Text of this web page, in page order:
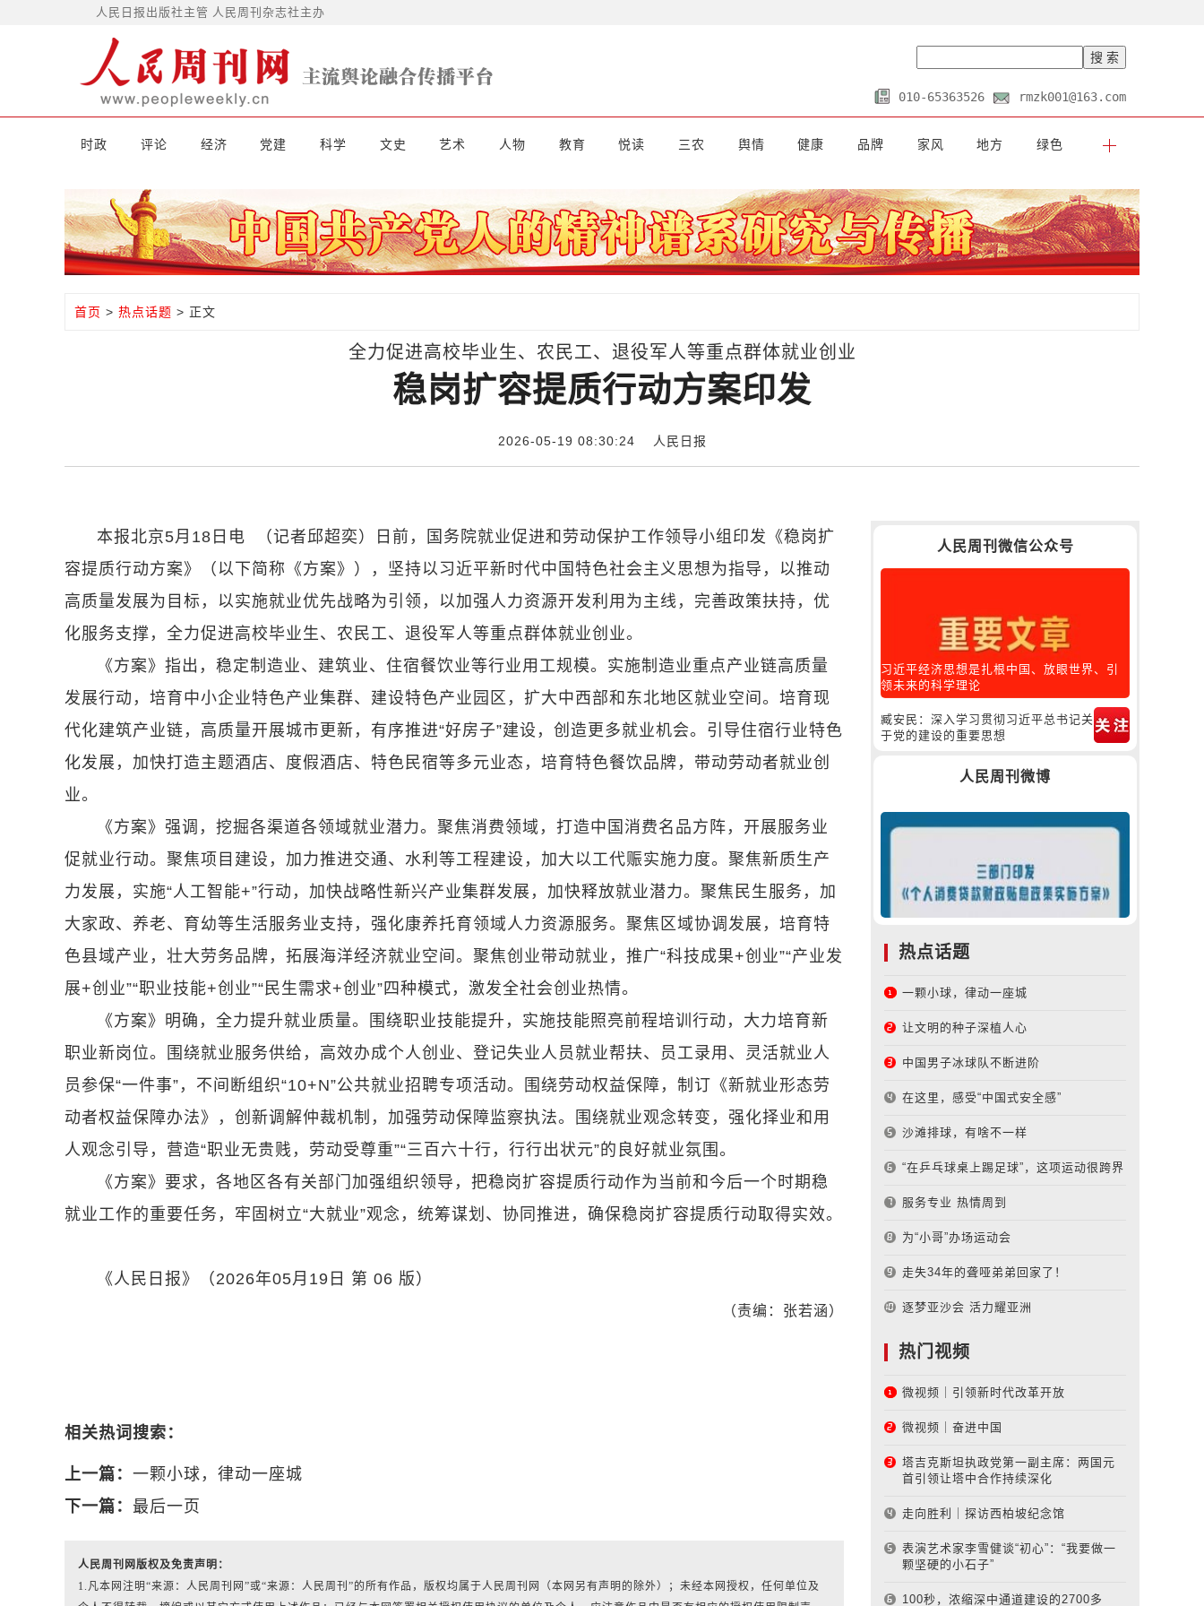
人民日报出版社主管 人民周刊杂志社主办
010-65363526 rmzk001@163.com
时政 评论 经济 党建 科学 文史 艺术 人物 教育 悦读 三农 舆情 健康 品牌 家风 地方 绿色
首页 > 热点话题 > 正文
全力促进高校毕业生、农民工、退役军人等重点群体就业创业
稳岗扩容提质行动方案印发
2026-05-19 08:30:24 人民日报
本报北京5月18日电 （记者邱超奕）日前，国务院就业促进和劳动保护工作领导小组印发《稳岗扩
容提质行动方案》（以下简称《方案》），坚持以习近平新时代中国特色社会主义思想为指导，以推动
高质量发展为目标，以实施就业优先战略为引领，以加强人力资源开发利用为主线，完善政策扶持，优
化服务支撑，全力促进高校毕业生、农民工、退役军人等重点群体就业创业。
《方案》指出，稳定制造业、建筑业、住宿餐饮业等行业用工规模。实施制造业重点产业链高质量
发展行动，培育中小企业特色产业集群、建设特色产业园区，扩大中西部和东北地区就业空间。培育现
代化建筑产业链，高质量开展城市更新，有序推进“好房子”建设，创造更多就业机会。引导住宿行业特色
化发展，加快打造主题酒店、度假酒店、特色民宿等多元业态，培育特色餐饮品牌，带动劳动者就业创
业。
《方案》强调，挖掘各渠道各领域就业潜力。聚焦消费领域，打造中国消费名品方阵，开展服务业
促就业行动。聚焦项目建设，加力推进交通、水利等工程建设，加大以工代赈实施力度。聚焦新质生产
力发展，实施“人工智能+”行动，加快战略性新兴产业集群发展，加快释放就业潜力。聚焦民生服务，加
大家政、养老、育幼等生活服务业支持，强化康养托育领域人力资源服务。聚焦区域协调发展，培育特
色县域产业，壮大劳务品牌，拓展海洋经济就业空间。聚焦创业带动就业，推广“科技成果+创业”“产业发
展+创业”“职业技能+创业”“民生需求+创业”四种模式，激发全社会创业热情。
《方案》明确，全力提升就业质量。围绕职业技能提升，实施技能照亮前程培训行动，大力培育新
职业新岗位。围绕就业服务供给，高效办成个人创业、登记失业人员就业帮扶、员工录用、灵活就业人
员参保“一件事”，不间断组织“10+N”公共就业招聘专项活动。围绕劳动权益保障，制订《新就业形态劳
动者权益保障办法》，创新调解仲裁机制，加强劳动保障监察执法。围绕就业观念转变，强化择业和用
人观念引导，营造“职业无贵贱，劳动受尊重”“三百六十行，行行出状元”的良好就业氛围。
《方案》要求，各地区各有关部门加强组织领导，把稳岗扩容提质行动作为当前和今后一个时期稳
就业工作的重要任务，牢固树立“大就业”观念，统筹谋划、协同推进，确保稳岗扩容提质行动取得实效。
《人民日报》（2026年05月19日 第 06 版）
（责编：张若涵）
相关热词搜索：
上一篇： 一颗小球，律动一座城
下一篇： 最后一页
人民周刊网版权及免责声明：
1.凡本网注明“来源：人民周刊网”或“来源：人民周刊”的所有作品，版权均属于人民周刊网（本网另有声明的除外）；未经本网授权，任何单位及
人民周刊微信公众号
习近平经济思想是扎根中国、放眼世界、引
领未来的科学理论
臧安民：深入学习贯彻习近平总书记关
于党的建设的重要思想
人民周刊微博
热点话题
一颗小球，律动一座城
让文明的种子深植人心
中国男子冰球队不断进阶
在这里，感受“中国式安全感”
沙滩排球，有啥不一样
“在乒乓球桌上踢足球”，这项运动很跨界
服务专业 热情周到
为“小哥”办场运动会
走失34年的聋哑弟弟回家了！
逐梦亚沙会 活力耀亚洲
热门视频
微视频｜引领新时代改革开放
微视频｜奋进中国
塔吉克斯坦执政党第一副主席：两国元
首引领让塔中合作持续深化
走向胜利｜探访西柏坡纪念馆
表演艺术家李雪健谈“初心”：“我要做一
颗坚硬的小石子”
100秒，浓缩深中通道建设的2700多